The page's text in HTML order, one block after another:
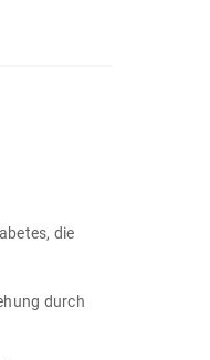
die
durch